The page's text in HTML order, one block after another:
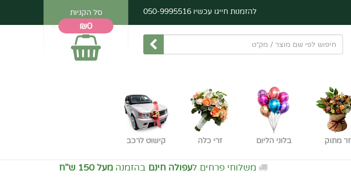
סל הקניות
₪0
להזמנות חייגו עכשיו 050-9995516
זר מתוק בלוני הליום זרי כלה קישוט לרכב
משלוחי פרחים לעפולה חינםבהזמנהמעל 150 ש"ח